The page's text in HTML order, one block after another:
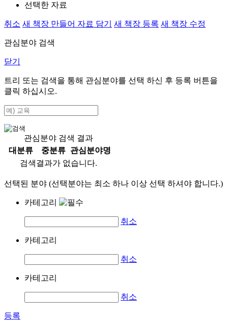
선택한 자료
취소 새 책장 만들어 자료 담기 새 책장 등록 새 책장 수정
관심분야 검색
닫기
트리 또는 검색을 통해 관심분야를 선택 하신 후 등록 버튼을
클릭 하십시오.
관심분야 검색 결과
대분류
중분류
관심분야명
검색결과가 없습니다.
선택된 분야 (선택분야는 최소 하나 이상 선택 하셔야 합니다.)
카테고리
취소
카테고리
취소
카테고리
취소
등록